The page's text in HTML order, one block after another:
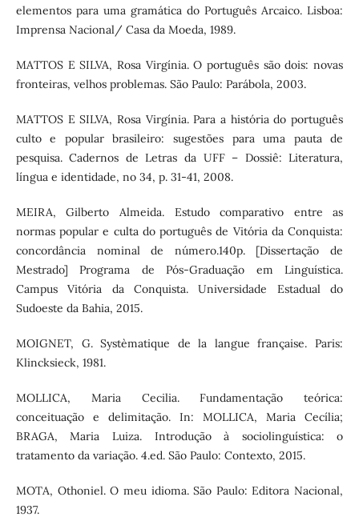
elementos para uma gramática do Português Arcaico. Lisboa:
Imprensa Nacional/ Casa da Moeda, 1989.
MATTOS E SILVA, Rosa Virgínia. O português são dois: novas
fronteiras, velhos problemas. São Paulo: Parábola, 2003.
MATTOS E SILVA, Rosa Virgínia. Para a história do português
culto e popular brasileiro: sugestões para uma pauta de
pesquisa. Cadernos de Letras da UFF – Dossiê: Literatura,
língua e identidade, no 34, p. 31-41, 2008.
MEIRA, Gilberto Almeida. Estudo comparativo entre as
normas popular e culta do português de Vitória da Conquista:
concordância nominal de número.140p. [Dissertação de
Mestrado] Programa de Pós-Graduação em Linguística.
Campus Vitória da Conquista. Universidade Estadual do
Sudoeste da Bahia, 2015.
MOIGNET, G. Systèmatique de la langue française. Paris:
Klincksieck, 1981.
MOLLICA, Maria Cecilia. Fundamentação teórica:
conceituação e delimitação. In: MOLLICA, Maria Cecília;
BRAGA, Maria Luiza. Introdução à sociolinguística: o
tratamento da variação. 4.ed. São Paulo: Contexto, 2015.
MOTA, Othoniel. O meu idioma. São Paulo: Editora Nacional,
1937.